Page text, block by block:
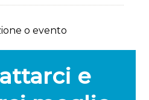
o evento
e